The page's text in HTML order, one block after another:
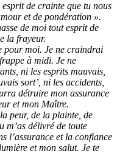
esprit de crainte que tu nous
et de pondération ».
de moi tout esprit de
la frayeur.
pour moi. Je ne craindrai
à midi. Je ne
ni les esprits mauvais,
sort’, ni les accidents,
détruire mon assurance
et mon Maître.
peur, de la plainte, de
m’as délivré de toute
l’assurance et la confiance
et mon salut. Je te